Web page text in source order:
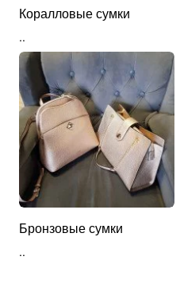
Коралловые сумки
..
Бронзовые сумки
..